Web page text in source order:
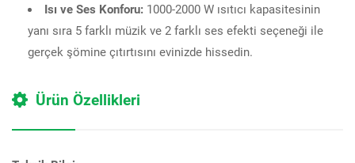
Isı ve Ses Konforu: 1000-2000 W ısıtıcı kapasitesinin
yanı sıra 5 farklı müzik ve 2 farklı ses efekti seçeneği ile
gerçek şömine çıtırtısını evinizde hissedin.
Ürün Özellikleri